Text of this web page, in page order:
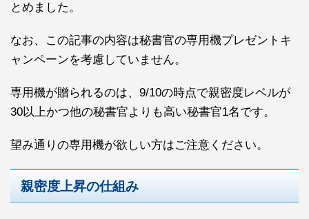
とめました。
なお、この記事の内容は秘書官の専用機プレゼントキ
ャンペーンを考慮していません。
専用機が贈られるのは、9/10の時点で親密度レベルが
30以上かつ他の秘書官よりも高い秘書官1名です。
望み通りの専用機が欲しい方はご注意ください。
親密度上昇の仕組み